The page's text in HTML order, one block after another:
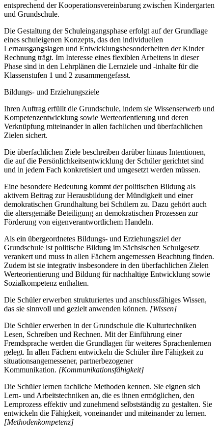
entsprechend der Kooperationsvereinbarung zwischen Kindergarten
und Grundschule.
Die Gestaltung der Schuleingangsphase erfolgt auf der Grundlage
eines schuleigenen Konzepts, das den individuellen
Lernausgangslagen und Entwicklungsbesonderheiten der Kinder
Rechnung trägt. Im Interesse eines flexiblen Arbeitens in dieser
Phase sind in den Lehrplänen die Lernziele und -inhalte für die
Klassenstufen 1 und 2 zusammengefasst.
Bildungs- und Erziehungsziele
Ihren Auftrag erfüllt die Grundschule, indem sie Wissenserwerb und
Kompetenzentwicklung sowie Werteorientierung und deren
Verknüpfung miteinander in allen fachlichen und überfachlichen
Zielen sichert.
Die überfachlichen Ziele beschreiben darüber hinaus Intentionen,
die auf die Persönlichkeitsentwicklung der Schüler gerichtet sind
und in jedem Fach konkretisiert und umgesetzt werden müssen.
Eine besondere Bedeutung kommt der politischen Bildung als
aktivem Beitrag zur Herausbildung der Mündigkeit und einer
demokratischen Grundhaltung bei Schülern zu. Dazu gehört auch
die altersgemäße Beteiligung an demokratischen Prozessen zur
Förderung von eigenverantwortlichem Handeln.
Als ein übergeordnetes Bildungs- und Erziehungsziel der
Grundschule ist politische Bildung im Sächsischen Schulgesetz
verankert und muss in allen Fächern angemessen Beachtung finden.
Zudem ist sie integrativ insbesondere in den überfachlichen Zielen
Werteorientierung und Bildung für nachhaltige Entwicklung sowie
Sozialkompetenz enthalten.
Die Schüler erwerben strukturiertes und anschlussfähiges Wissen,
das sie sinnvoll und gezielt anwenden können. [Wissen]
Die Schüler erwerben in der Grundschule die Kulturtechniken
Lesen, Schreiben und Rechnen. Mit der Einführung einer
Fremdsprache werden die Grundlagen für weiteres Sprachenlernen
gelegt. In allen Fächern entwickeln die Schüler ihre Fähigkeit zu
situationsangemessener, partnerbezogener
Kommunikation. [Kommunikationsfähigkeit]
Die Schüler lernen fachliche Methoden kennen. Sie eignen sich
Lern- und Arbeitstechniken an, die es ihnen ermöglichen, den
Lernprozess effektiv und zunehmend selbstständig zu gestalten. Sie
entwickeln die Fähigkeit, voneinander und miteinander zu lernen.
[Methodenkompetenz]